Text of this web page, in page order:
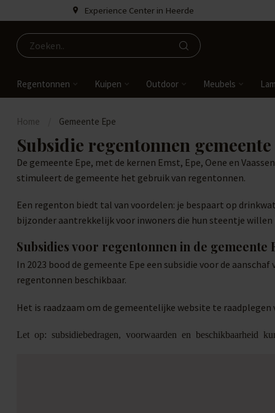
Experience Center in Heerde
Regentonnen Kuipen Outdoor Meubels
Home Gemeente Epe
Subsidie regentonnen gemeente
De gemeente Epe, met de kernen Emst, Epe, Oene en
stimuleert de gemeente het gebruik van regentonnen.
Een regenton biedt tal van voordelen: je bespaart op
bijzonder aantrekkelijk voor inwoners die hun steentje willen
Subsidies voor regentonnen in de gemeente
In 2023 bood de gemeente Epe een subsidie voor de
regentonnen beschikbaar.
Het is raadzaam om de gemeentelijke website te
Let op: subsidiebedragen, voorwaarden en beschikbaarheid